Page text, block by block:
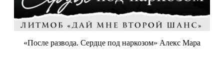
«После развода. Сердце под наркозом» Алекс Мара